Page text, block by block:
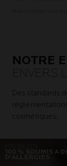
NOTRE
ENVERS
Des standards
cosmétiques.
100 % SOUMIS A